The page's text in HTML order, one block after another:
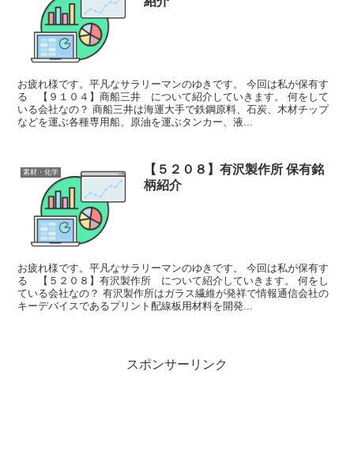
お疲れ様です。平凡なサラリーマンのゆきです。 今回は私が保有す
る 【９１０４】商船三井 について紹介していきます。 何をして
いる会社なの？ 商船三井は海運大手で鉄鋼原料、石炭、木材チップ
などを運ぶ各種専用船、原油を運ぶタンカー、液...
素材・化学
【５２０８】有沢製作所 保有銘
柄紹介
お疲れ様です。平凡なサラリーマンのゆきです。 今回は私が保有す
る 【５２０８】有沢製作所 について紹介していきます。 何をし
ている会社なの？ 有沢製作所はガラス繊維が発祥で情報通信会社の
キーデバイスであるプリント配線板用材料を開発...
スポンサーリンク